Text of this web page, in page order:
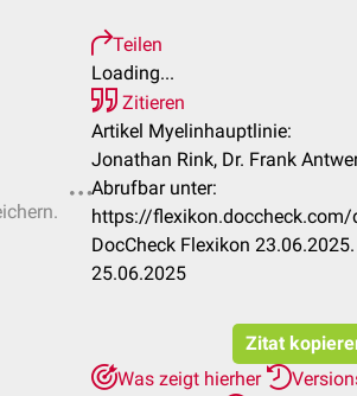
Teilen
Loading...
Zitieren
Artikel Myelinhauptlinie:
Jonathan Rink, Dr. Frank
Abrufbar unter:
https://
DocCheck Flexikon
25.06.2025
Zitat
Was zeigt hierher